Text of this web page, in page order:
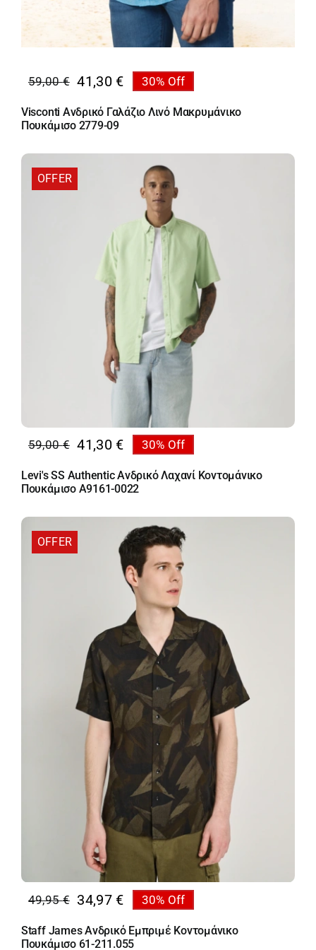
59,00€
Original
price
was:
41,30 €
Η
τρέχουσα
τιμή
41,30 €.
30% Off
Visconti Ανδρικό Γαλάζιο Λινό Μακρυμάνικο
Πουκάμισο 2779-09
OFFER
59,00€
Original
price
was:
41,30 €
Η
τρέχουσα
τιμή
41,30 €.
30% Off
Levi's SS Authentic Ανδρικό Λαχανί Κοντομάνικο
Πουκάμισο A9161-0022
OFFER
49,95€
Original
price
was:
34,97 €
Η
τρέχουσα
τιμή
30% Off
Staff James Ανδρικό Εμπριμέ Κοντομάνικο
Πουκάμισο 61-211.055